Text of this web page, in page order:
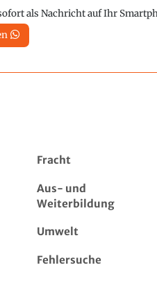
als Nachricht auf Ihr
Fracht
Aus- und
Weiterbildung
Umwelt
Fehlersuche